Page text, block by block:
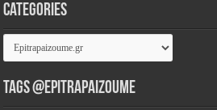
Categories
Categories
Tags @Epitrapaizoume